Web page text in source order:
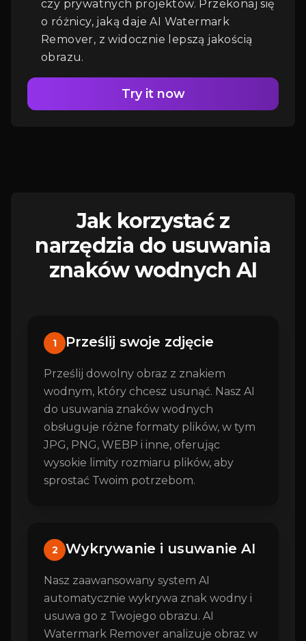
czy prywatnych projektów. Przekonaj się
o różnicy, jaką daje AI Watermark
Remover, z widocznie lepszą jakością
obrazu.
Try it now
Jak korzystać z
narzędzia do usuwania
znaków wodnych AI
1 Prześlij swoje zdjęcie
Prześlij dowolny obraz z znakiem
wodnym, który chcesz usunąć. Nasz AI
do usuwania znaków wodnych
obsługuje różne formaty plików, w tym
JPG, PNG, WEBP i inne, oferując
wysokie limity rozmiaru plików, aby
sprostać Twoim potrzebom.
2 Wykrywanie i usuwanie AI
Nasz zaawansowany system AI
automatycznie wykrywa znak wodny i
usuwa go z Twojego obrazu. AI
Watermark Remover analizuje obraz w